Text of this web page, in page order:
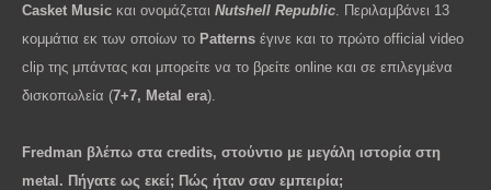
Casket Music και ονομάζεται Nutshell Republic . Περιλαμβάνει 13
κομμάτια εκ των οποίων το Patterns έγινε και το πρώτο official video
clip της μπάντας και μπορείτε να το βρείτε online και σε επιλεγμένα
δισκοπωλεία (7+7, Metal era).
Fredman βλέπω στα credits, στούντιο με μεγάλη ιστορία στη
metal. Πήγατε ως εκεί; Πώς ήταν σαν εμπειρία;